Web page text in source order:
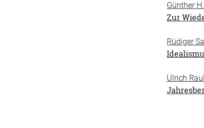
Günther
Zur
Rüdiger
Ulrich